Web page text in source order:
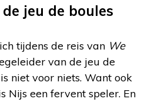
jeu de boules
tijdens de reis van We
van de jeu de
niet voor niets. Want ook
Nijs een fervent speler. En